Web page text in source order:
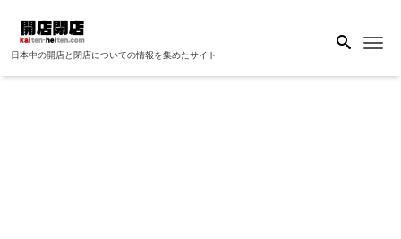
日本中の開店と閉店についての情報を集めたサイト